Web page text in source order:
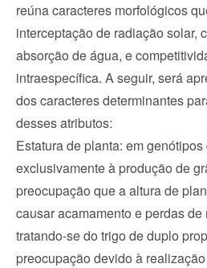
reúna caracteres morfológicos
interceptação de radiação solar,
absorção de água, e
intraespecífica. A seguir, será
dos caracteres determinantes
desses atributos:
Estatura de planta: em
exclusivamente à produção de
preocupação que a altura de
causar acamamento e perdas
tratando-se do trigo de duplo
preocupação devido à